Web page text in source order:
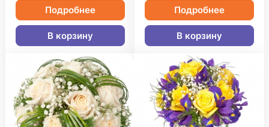
Подробнее
В корзину
Подробнее
В корзину